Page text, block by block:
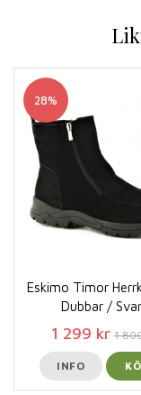
28%
Eskimo Timor
Dubbar /
1 299 kr 1
INFO